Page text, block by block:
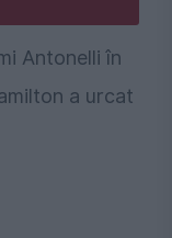
Antonelli în
a urcat